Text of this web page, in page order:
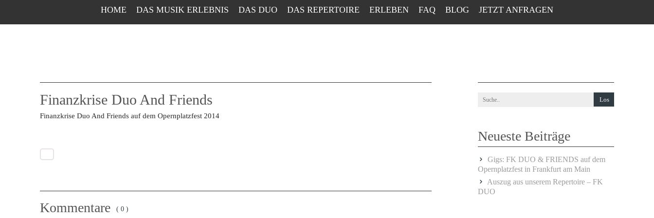
HOME DAS MUSIK ERLEBNIS DAS DUO DAS REPERTOIRE ERLEBEN FAQ BLOG JETZT ANFRAGEN
Finanzkrise Duo And Friends
Finanzkrise Duo And Friends auf dem Opernplatzfest 2014
Kommentare ( 0 )
Neueste Beiträge
Gigs: FK DUO & FRIENDS auf dem
Opernplatzfest in Frankfurt am Main
Auszug aus unserem Repertoire – FK
DUO